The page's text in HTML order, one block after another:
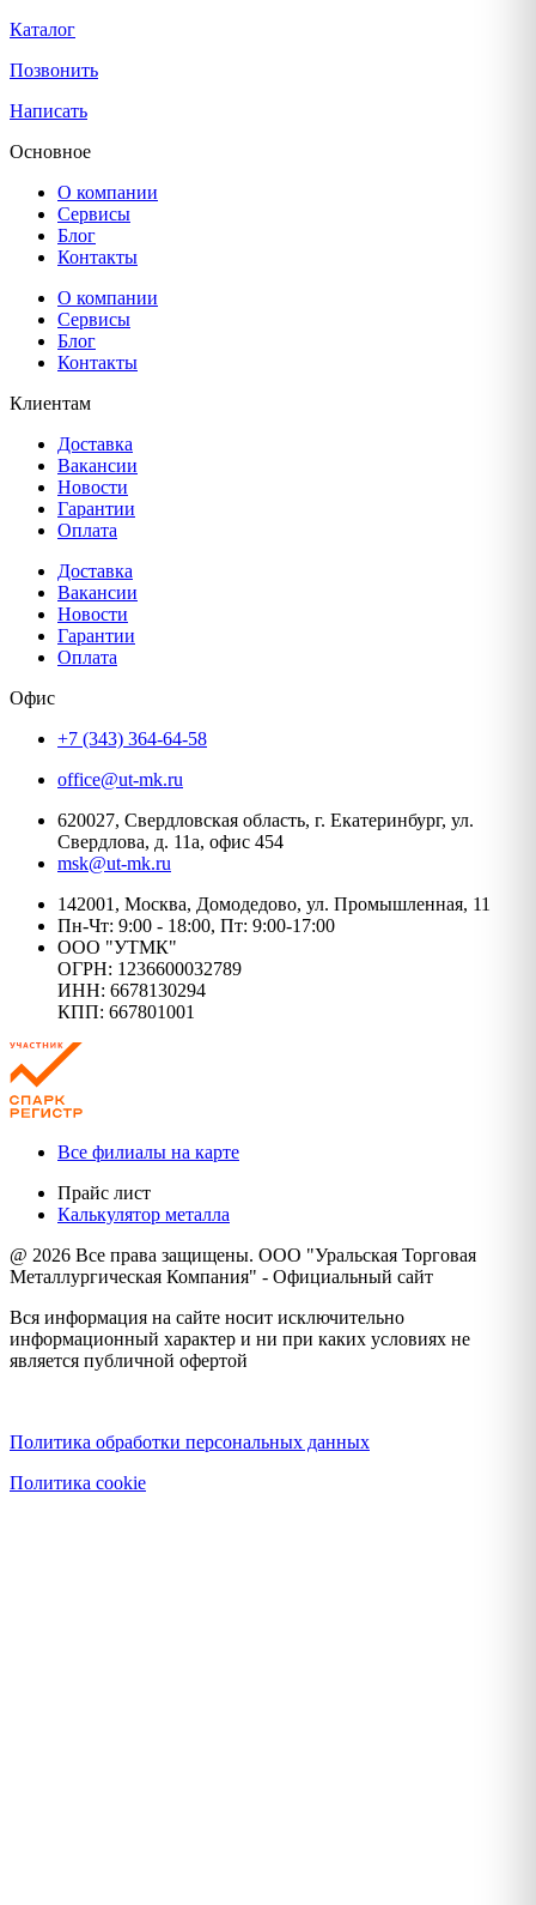
Каталог
Позвонить
Написать
Основное
О компании
Сервисы
Блог
Контакты
О компании
Сервисы
Блог
Контакты
Клиентам
Доставка
Вакансии
Новости
Гарантии
Оплата
Доставка
Вакансии
Новости
Гарантии
Оплата
Офис
+7 (343) 364-64-58
office@ut-mk.ru
620027, Свердловская область, г. Екатеринбург, ул.
Свердлова, д. 11а, офис 454
msk@ut-mk.ru
142001, Москва, Домодедово, ул. Промышленная, 11
Пн-Чт: 9:00 - 18:00, Пт: 9:00-17:00
ООО "УТМК"
ОГРН: 1236600032789
ИНН: 6678130294
КПП: 667801001
Все филиалы на карте
Прайс лист
Калькулятор металла
@ 2026 Все права защищены. ООО "Уральская Торговая
Металлургическая Компания" - Официальный сайт
Вся информация на сайте носит исключительно
информационный характер и ни при каких условиях не
является публичной офертой
Политика обработки персональных данных
Политика cookie